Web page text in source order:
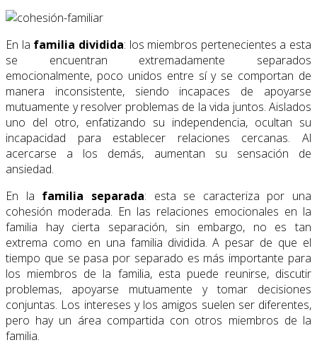
En la familia dividida: los miembros pertenecientes a esta
se encuentran extremadamente separados
emocionalmente, poco unidos entre sí y se comportan de
manera inconsistente, siendo incapaces de apoyarse
mutuamente y resolver problemas de la vida juntos. Aislados
uno del otro, enfatizando su independencia, ocultan su
incapacidad para establecer relaciones cercanas. Al
acercarse a los demás, aumentan su sensación de
ansiedad.
En la familia separada: esta se caracteriza por una
cohesión moderada. En las relaciones emocionales en la
familia hay cierta separación, sin embargo, no es tan
extrema como en una familia dividida. A pesar de que el
tiempo que se pasa por separado es más importante para
los miembros de la familia, esta puede reunirse, discutir
problemas, apoyarse mutuamente y tomar decisiones
conjuntas. Los intereses y los amigos suelen ser diferentes,
pero hay un área compartida con otros miembros de la
familia.